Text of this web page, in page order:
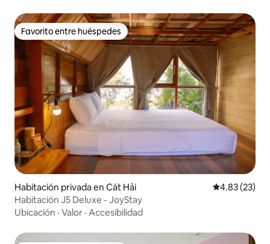
Favorito entre huéspedes
Favorito entre huéspedes
Habitación privada en Cát Hải Calificación
4.83 (23)
Habitación J5 Deluxe - JoyStay
Ubicación · Valor · Accesibilidad